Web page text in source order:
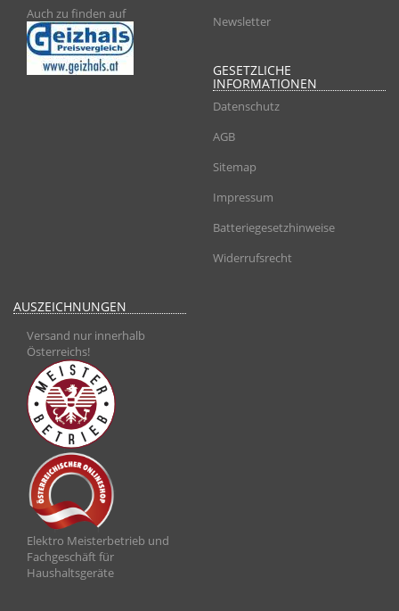
Auch zu finden auf
Newsletter
GESETZLICHE
INFORMATIONEN
Datenschutz
AGB
Sitemap
Impressum
Batteriegesetzhinweise
Widerrufsrecht
AUSZEICHNUNGEN
Versand nur innerhalb
Österreichs!
Elektro Meisterbetrieb und
Fachgeschäft für
Haushaltsgeräte